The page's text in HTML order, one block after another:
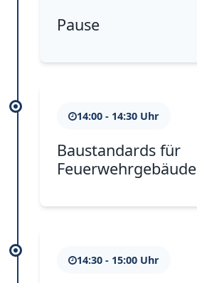
Pause
14:00 - 14:30 Uhr
Baustandards für
Feuerwehrgebäude
14:30 - 15:00 Uhr